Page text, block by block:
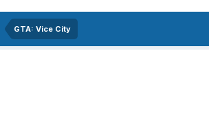
GTA: Vice City